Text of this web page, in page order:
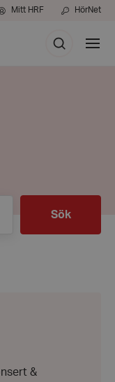
Mitt HRF HörNet
Sök
Visa
meny
Sök
&